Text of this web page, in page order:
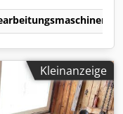
Kleinanzeige